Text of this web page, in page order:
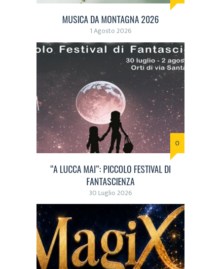
MUSICA DA MONTAGNA 2026
1 Agosto 2026
0
“A LUCCA MAI”: PICCOLO FESTIVAL DI
FANTASCIENZA
30 Luglio 2026